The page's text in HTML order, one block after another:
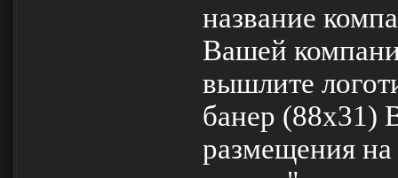
название
Вашей
вышлите
банер (88x31)
размещения